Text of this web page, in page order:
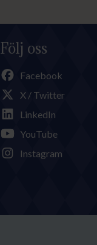
Följ oss
Facebook
X / Twitter
LinkedIn
YouTube
Instagram